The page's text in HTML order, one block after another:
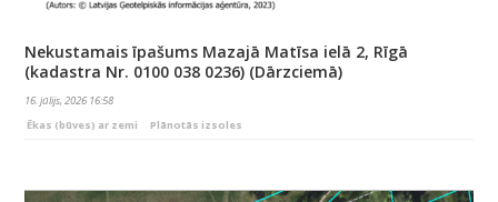
Nekustamais īpašums Mazajā Matīsa ielā 2, Rīgā
(kadastra Nr. 0100 038 0236) (Dārzciemā)
16. jūlijs, 2026 16:58
Ēkas (būves) ar zemi
Plānotās izsoles